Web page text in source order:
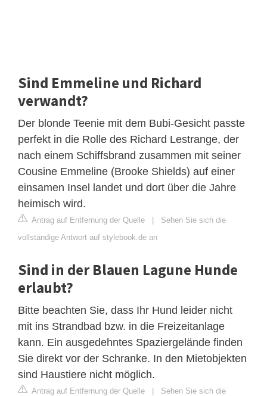
Sind Emmeline und Richard
verwandt?
Der blonde Teenie mit dem Bubi-Gesicht passte
perfekt in die Rolle des Richard Lestrange, der
nach einem Schiffsbrand zusammen mit seiner
Cousine Emmeline (Brooke Shields) auf einer
einsamen Insel landet und dort über die Jahre
heimisch wird.
Antrag auf Entfernung der Quelle | Sehen Sie sich die
vollständige Antwort auf stylebook.de an
Sind in der Blauen Lagune Hunde
erlaubt?
Bitte beachten Sie, dass Ihr Hund leider nicht
mit ins Strandbad bzw. in die Freizeitanlage
kann. Ein ausgedehntes Spaziergelände finden
Sie direkt vor der Schranke. In den Mietobjekten
sind Haustiere nicht möglich.
Antrag auf Entfernung der Quelle | Sehen Sie sich die